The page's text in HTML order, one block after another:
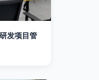
发项目管